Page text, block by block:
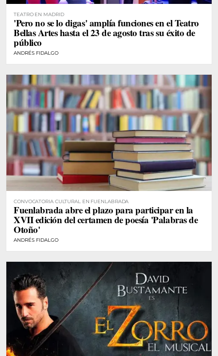
TEATRO EN MADRID
'Pero no se lo digas' amplía funciones en el Teatro
Bellas Artes hasta el 23 de agosto tras su éxito de
público
ANDRÉS FIDALGO
CONVOCATORIA CULTURAL EN FUENLABRADA
Fuenlabrada abre el plazo para participar en la
XVII edición del certamen de poesía 'Palabras de
Otoño'
ANDRÉS FIDALGO